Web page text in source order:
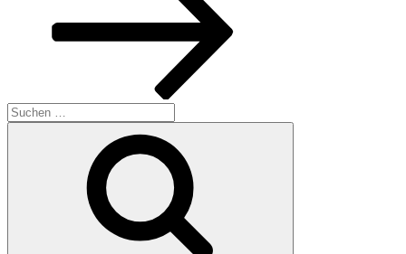
Suchen
nach: